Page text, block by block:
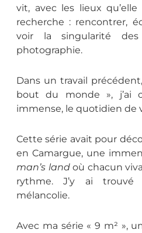
vit, avec les lieux
recherche : rencontrer,
voir la singularité
photographie.
Dans un travail
bout du monde », j’ai
immense, le quotidien de
Cette série avait pour
en Camargue, une
man’s landoù chacun
rythme. J’y ai trouvé
mélancolie.
Avec ma série « 9 m² »,